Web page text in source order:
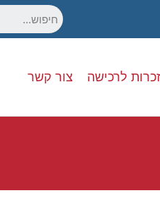
לרכישה צור קשר